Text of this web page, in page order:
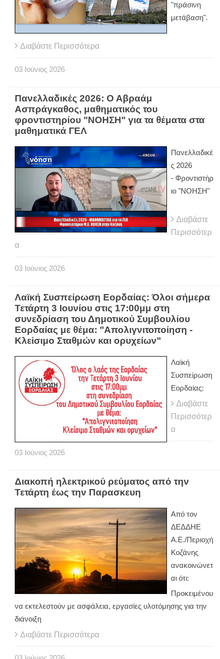
"πράσινη
μετάβαση".
Διαβάστε Περισσότερα
03 Ιούνιος 2026
Πανελλαδικές 2026: Ο Αβραάμ
Ασπράγκαθος, μαθηματικός του
φροντιστηρίου "ΝΟΗΣΗ" για τα θέματα στα
μαθηματικά ΓΕΛ
Πανελλαδικέ
ς 2026
- Φροντιστήρ
ιο "ΝΟΗΣΗ"
Διαβάστε
Περισσότερ
α
03 Ιούνιος 2026
Λαϊκή Συσπείρωση Εορδαίας: Όλοι σήμερα
Τετάρτη 3 Ιουνίου στις 17:00μμ στη
συνεδρίαση του Δημοτικού Συμβουλίου
Εορδαίας με θέμα: "Απολιγνιτοποίηση -
Κλείσιμο Σταθμών και ορυχείων"
Λαϊκή
Συσπείρωση
Εορδαίας:
Διαβάστε
Περισσότερ
α
03 Ιούνιος 2026
Διακοπή ηλεκτρικού ρεύματος από την
Τετάρτη έως την Παρασκευη
Από τον
ΔΕΔΔΗΕ
Α.Ε./Περιοχή
Κοζάνης
ανακοινώνετ
αι ότι:
Προκειμένου
να εκτελεστούν με ασφάλεια, εργασίες υλοτόμησης για την
διάνοιξη
Διαβάστε Περισσότερα